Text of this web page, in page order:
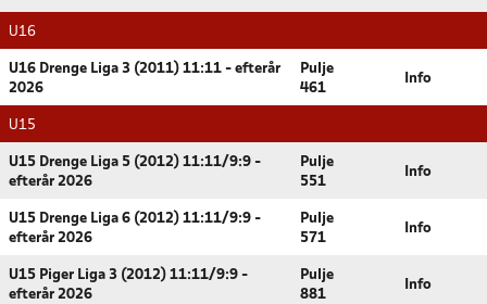
U16
U16 Drenge Liga 3 (2011) 11:11 - efterår
2026
Pulje
461
Info
U15
U15 Drenge Liga 5 (2012) 11:11/9:9 -
efterår 2026
Pulje
551
Info
U15 Drenge Liga 6 (2012) 11:11/9:9 -
efterår 2026
Pulje
571
Info
U15 Piger Liga 3 (2012) 11:11/9:9 -
efterår 2026
Pulje
881
Info